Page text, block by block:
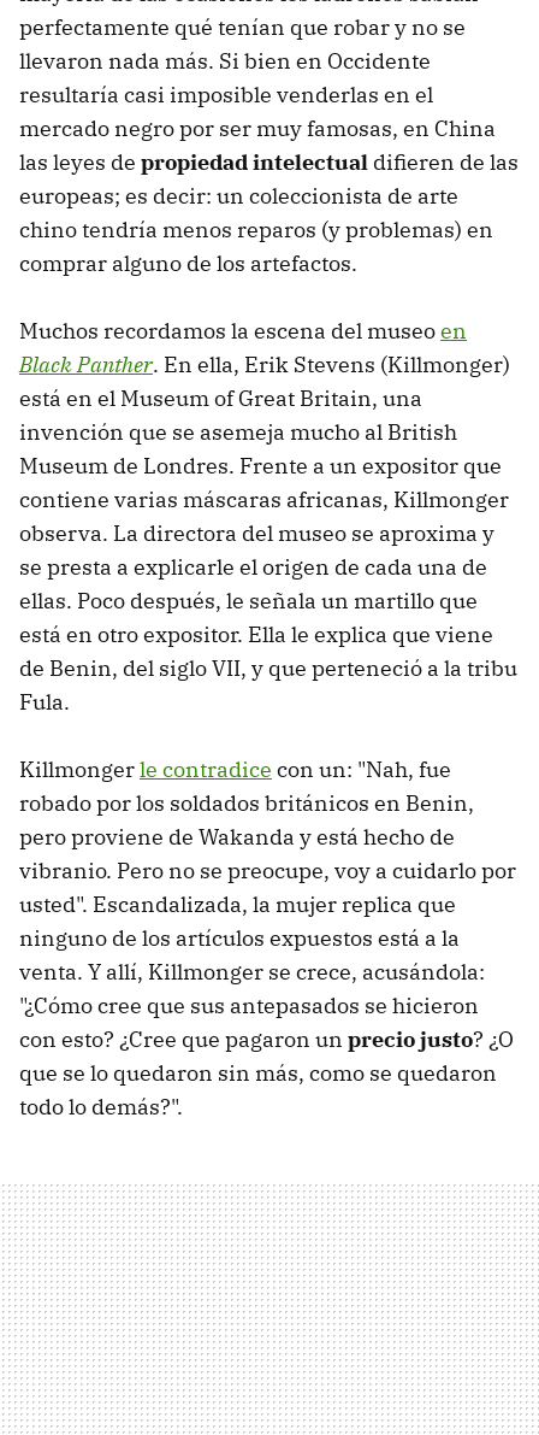
perfectamente qué tenían que robar y no se
llevaron nada más. Si bien en Occidente
resultaría casi imposible venderlas en el
mercado negro por ser muy famosas, en China
las leyes de propiedad intelectual difieren de las
europeas; es decir: un coleccionista de arte
chino tendría menos reparos (y problemas) en
comprar alguno de los artefactos.
Muchos recordamos la escena del museoen
Black Panther. En ella, Erik Stevens (Killmonger)
está en el Museum of Great Britain, una
invención que se asemeja mucho al British
Museum de Londres. Frente a un expositor que
contiene varias máscaras africanas, Killmonger
observa. La directora del museo se aproxima y
se presta a explicarle el origen de cada una de
ellas. Poco después, le señala un martillo que
está en otro expositor. Ella le explica que viene
de Benin, del siglo VII, y que perteneció a la tribu
Fula.
Killmongerle contradice con un: "Nah, fue
robado por los soldados británicos en Benin,
pero proviene de Wakanda y está hecho de
vibranio. Pero no se preocupe, voy a cuidarlo por
usted". Escandalizada, la mujer replica que
ninguno de los artículos expuestos está a la
venta. Y allí, Killmonger se crece, acusándola:
"¿Cómo cree que sus antepasados se hicieron
con esto? ¿Cree que pagaron un precio justo? ¿O
que se lo quedaron sin más, como se quedaron
todo lo demás?".